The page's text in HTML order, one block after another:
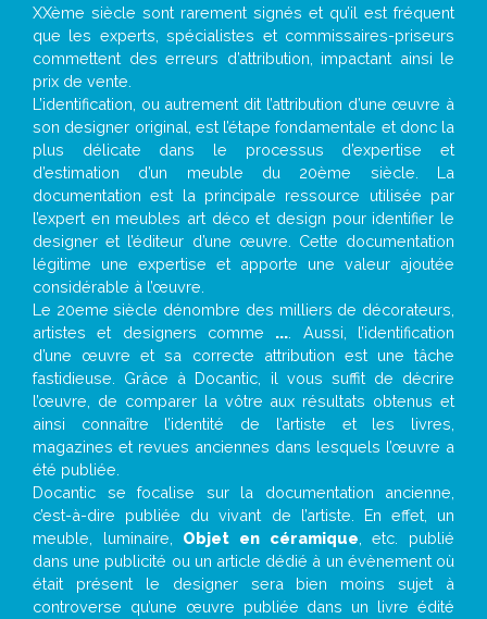
XXème siècle sont rarement signés et qu’il est fréquent
que les experts, spécialistes et commissaires-priseurs
commettent des erreurs d’attribution, impactant ainsi le
prix de vente.
L’identification, ou autrement dit l’attribution d’une œuvre à
son designer original, est l’étape fondamentale et donc la
plus délicate dans le processus d’expertise et
d’estimation d’un meuble du 20ème siècle. La
documentation est la principale ressource utilisée par
l’expert en meubles art déco et design pour identifier le
designer et l’éditeur d’une œuvre. Cette documentation
légitime une expertise et apporte une valeur ajoutée
considérable à l’œuvre.
Le 20eme siècle dénombre des milliers de décorateurs,
artistes et designers comme ... . Aussi, l’identification
d’une œuvre et sa correcte attribution est une tâche
fastidieuse. Grâce à Docantic, il vous suffit de décrire
l’œuvre, de comparer la vôtre aux résultats obtenus et
ainsi connaître l’identité de l’artiste et les livres,
magazines et revues anciennes dans lesquels l’œuvre a
été publiée.
Docantic se focalise sur la documentation ancienne,
c’est-à-dire publiée du vivant de l’artiste. En effet, un
meuble, luminaire, Objet en céramique , etc. publié
dans une publicité ou un article dédié à un évènement où
était présent le designer sera bien moins sujet à
controverse qu’une œuvre publiée dans un livre édité